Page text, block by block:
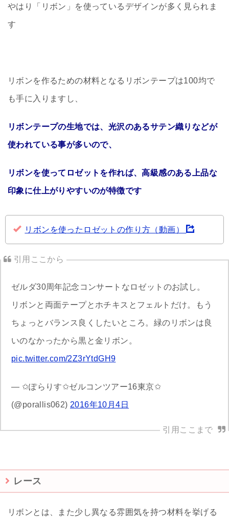
やはり「リボン」を使っているデザインが多く見られま
す
リボンを作るための材料となるリボンテープは100均で
も手に入りますし、
リボンテープの生地では、光沢のあるサテン織りなどが
使われている事が多いので、
リボンを使ってロゼットを作れば、高級感のある上品な
印象に仕上がりやすいのが特徴です
リボンを使ったロゼットの作り方（動画）
ゼルダ30周年記念コンサートなロゼットのお試し。
リボンと両面テープとホチキスとフェルトだけ。もう
ちょっとバランス良くしたいところ。緑のリボンは良
いのなかったから黒と金リボン。
pic.twitter.com/2Z3rYtdGH9
— ✩ぽらりす✩ゼルコンツアー16東京✩
(@porallis062) 2016年10月4日
レース
リボンとは、また少し異なる雰囲気を持つ材料を挙げる